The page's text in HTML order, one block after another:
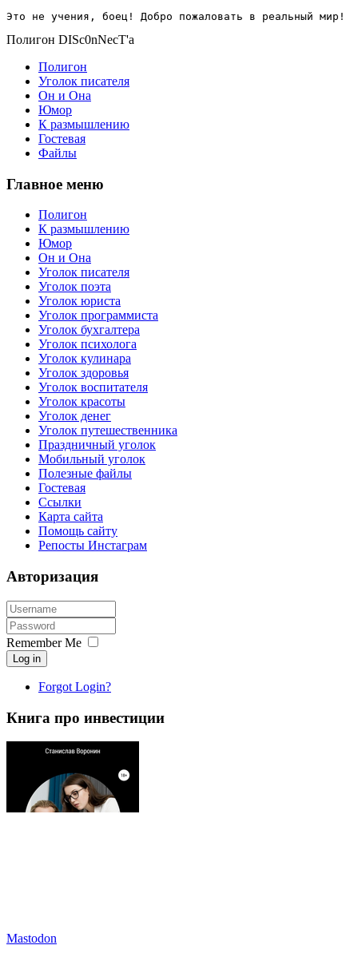
Это не учения, боец! Добро пожаловать в реальный мир!
Полигон DISc0nNecT'a
Полигон
Уголок писателя
Он и Она
Юмор
К размышлению
Гостевая
Файлы
Главное меню
Полигон
К размышлению
Юмор
Он и Она
Уголок писателя
Уголок поэта
Уголок юриста
Уголок программиста
Уголок бухгалтера
Уголок психолога
Уголок кулинара
Уголок здоровья
Уголок воспитателя
Уголок красоты
Уголок денег
Уголок путешественника
Праздничный уголок
Мобильный уголок
Полезные файлы
Гостевая
Ссылки
Карта сайта
Помощь сайту
Репосты Инстаграм
Авторизация
Remember Me
Log in
Forgot Login?
Книга про инвестиции
Mastodon